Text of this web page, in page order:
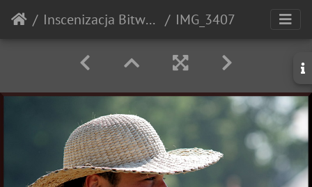
Inscenizacja Bitwy pod Grunwaldem - 2010r. IMG_3407